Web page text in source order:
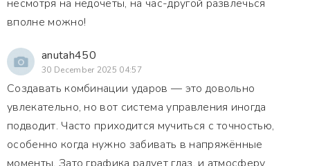
несмотря на недочёты, на час-другой развлечься
вполне можно!
anutah450
30 December 2025 04:57
Создавать комбинации ударов — это довольно
увлекательно, но вот система управления иногда
подводит. Часто приходится мучиться с точностью,
особенно когда нужно забивать в напряжённые